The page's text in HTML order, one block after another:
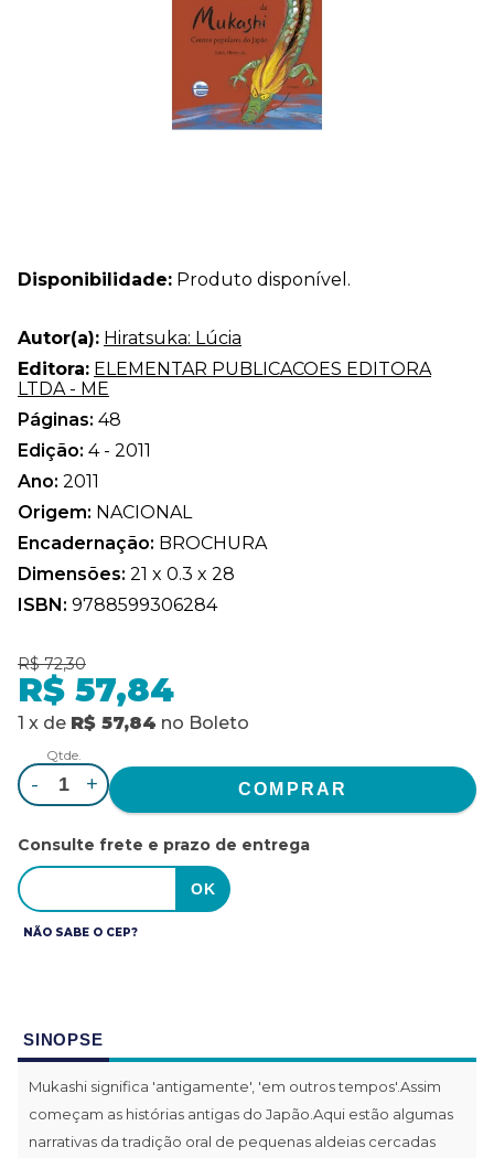
Disponibilidade: Produto disponível.
Autor(a): Hiratsuka: Lúcia
Editora: ELEMENTAR PUBLICACOES EDITORA
LTDA - ME
Páginas: 48
Edição: 4 - 2011
Ano: 2011
Origem: NACIONAL
Encadernação: BROCHURA
Dimensões: 21 x 0.3 x 28
ISBN: 9788599306284
R$ 72,30
R$ 57,84
1 x de R$ 57,84 no Boleto
Qtde.
- +
Consulte frete e prazo de entrega
NÃO SABE O CEP?
SINOPSE
Mukashi significa 'antigamente', 'em outros tempos'.Assim
começam as histórias antigas do Japão.Aqui estão algumas
narrativas da tradição oral de pequenas aldeias cercadas